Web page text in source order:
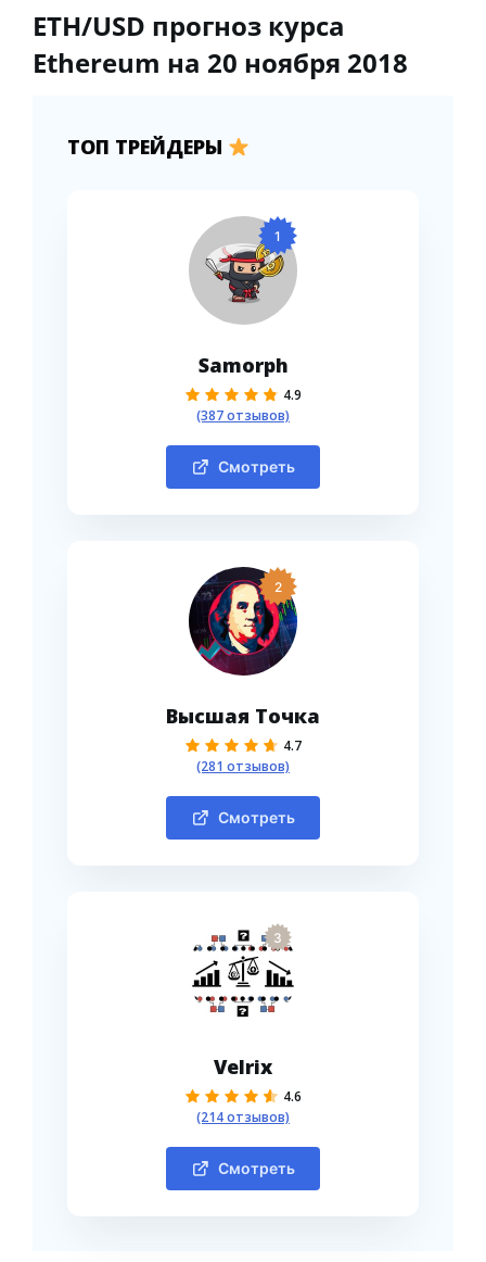
ETH/USD прогноз курса
Ethereum на 20 ноября 2018
ТОП ТРЕЙДЕРЫ
1
Samorph
4.9
(387 отзывов)
Смотреть
2
Высшая Точка
4.7
(281 отзывов)
Смотреть
3
Velrix
4.6
(214 отзывов)
Смотреть